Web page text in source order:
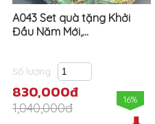
A043 Set quà tặng Khởi
Đầu Năm Mới,...
Số lượng
830,000đ
1,040,000đ
16%